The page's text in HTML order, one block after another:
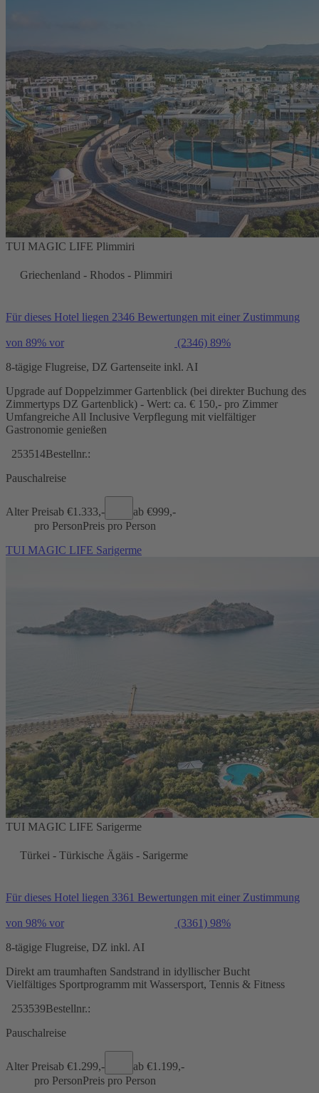
TUI MAGIC LIFE Plimmiri
Griechenland - Rhodos - Plimmiri
Für dieses Hotel liegen 2346 Bewertungen mit einer Zustimmung
von 89% vor (2346) 89%
8-tägige Flugreise, DZ Gartenseite inkl. AI
Upgrade auf Doppelzimmer Gartenblick (bei direkter Buchung des
Zimmertyps DZ Gartenblick) - Wert: ca. € 150,- pro Zimmer
Umfangreiche All Inclusive Verpflegung mit vielfältiger
Gastronomie genießen
253514Bestellnr.:
Pauschalreise
Alter Preisab €1.333,- ab €999,-
pro PersonPreis pro Person
TUI MAGIC LIFE Sarigerme
TUI MAGIC LIFE Sarigerme
Türkei - Türkische Ägäis - Sarigerme
Für dieses Hotel liegen 3361 Bewertungen mit einer Zustimmung
von 98% vor (3361) 98%
8-tägige Flugreise, DZ inkl. AI
Direkt am traumhaften Sandstrand in idyllischer Bucht
Vielfältiges Sportprogramm mit Wassersport, Tennis & Fitness
253539Bestellnr.:
Pauschalreise
Alter Preisab €1.299,- ab €1.199,-
pro PersonPreis pro Person